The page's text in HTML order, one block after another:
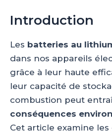
Introduction
Les batteries au
dans nos appareils
grâce à leur haute
leur capacité de
combustion peut
conséquences
Cet article examine